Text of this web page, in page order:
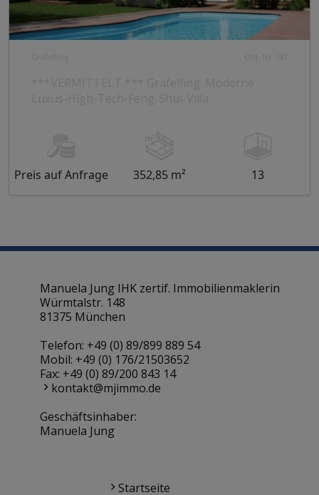
Preis auf Anfrage 352,85 m² 13
Manuela Jung IHK zertif. Immobilienmaklerin
Würmtalstr. 148
81375 München
Telefon: +49 (0) 89/899 889 54
Mobil: +49 (0) 176/21503652
Fax: +49 (0) 89/200 843 14
kontakt@mjimmo.de
Geschäftsinhaber:
Manuela Jung
Startseite